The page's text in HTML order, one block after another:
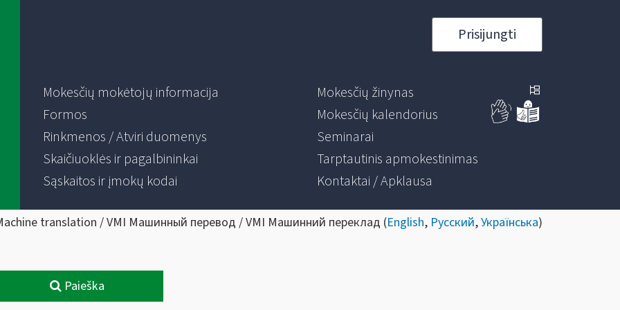
Prisijungti
Mokesčių mokėtojų informacija
Formos
Rinkmenos / Atviri duomenys
Skaičiuoklės ir pagalbininkai
Sąskaitos ir įmokų kodai
Mokesčių žinynas
Mokesčių kalendorius
Seminarai
Tarptautinis apmokestinimas
Kontaktai / Apklausa
translation / VMI Машинный перевод / VMI Машинний переклад (English, Русский,Українська)
Paieška